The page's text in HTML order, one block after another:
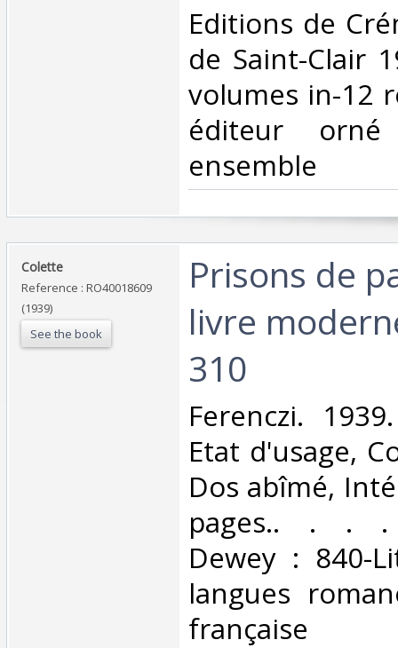
‎Editions de
de Saint-Clair
volumes in-12
éditeur
ensemble‎
‎Colette‎
Reference : RO40018609
(1939)
See the book
‎Prisons de
livre
310‎
‎Ferenczi.
Etat d'usage,
Dos abîmé,
pages.. . . .
Dewey : 840-
langues
française‎